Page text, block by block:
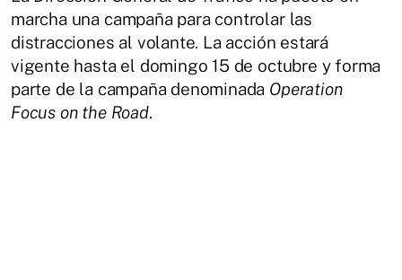
marcha una campaña para controlar las
distracciones al volante. La acción estará
vigente hasta el domingo 15 de octubre y forma
parte de la campaña denominada Operation
Focus on the Road.